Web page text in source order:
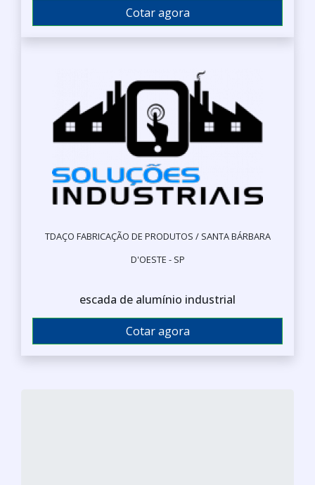
Cotar agora
TDAÇO FABRICAÇÃO DE PRODUTOS / SANTA BÁRBARA
D'OESTE - SP
escada de alumínio industrial
Cotar agora